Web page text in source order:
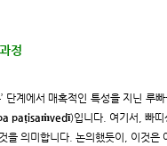
정
단계에서 매혹적인 특성을 지닌 루
paṭisaṁvedī)입니다. 여기서, 빠
을 의미합니다. 논의했듯이, 이것은